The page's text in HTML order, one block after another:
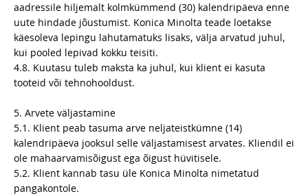
aadressile hiljemalt kolmkümmend (30) kalendripäeva enne
uute hindade jõustumist. Konica Minolta teade loetakse
käesoleva lepingu lahutamatuks lisaks, välja arvatud juhul,
kui pooled lepivad kokku teisiti.
4.8. Kuutasu tuleb maksta ka juhul, kui klient ei kasuta
tooteid või tehnohooldust.
5. Arvete väljastamine
5.1. Klient peab tasuma arve neljateistkümne (14)
kalendripäeva jooksul selle väljastamisest arvates. Kliendil ei
ole mahaarvamisõigust ega õigust hüvitisele.
5.2. Klient kannab tasu üle Konica Minolta nimetatud
pangakontole.